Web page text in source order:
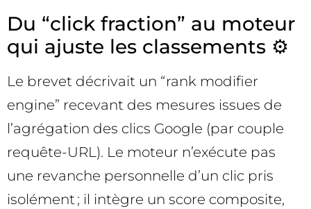
Du “click fraction” au moteur
qui ajuste les classements ⚙️
Le brevet décrivait un “rank modifier
engine” recevant des mesures issues de
l’agrégation des clics Google (par couple
requête-URL). Le moteur n’exécute pas
une revanche personnelle d’un clic pris
isolément ; il intègre un score composite,